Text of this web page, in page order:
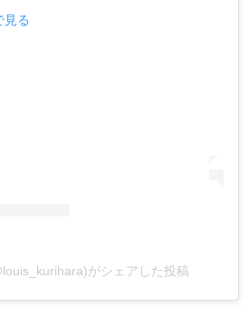
る
がシェアした投稿